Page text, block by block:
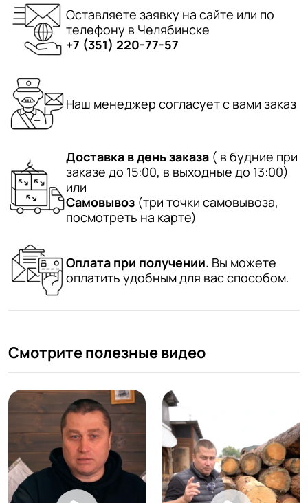
Оставляете заявку на сайте или по
телефону в Челябинске
+7 (351) 220-77-57
Наш менеджер согласует с вами заказ
Доставка в день заказа ( в будние при
заказе до 15:00, в выходные до 13:00)
или
Самовывоз (три точки самовывоза,
посмотреть на карте)
Оплата при получении. Вы можете
оплатить удобным для вас способом.
Смотрите полезные видео